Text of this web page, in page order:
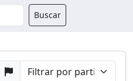
Buscar
Buscar por Partido